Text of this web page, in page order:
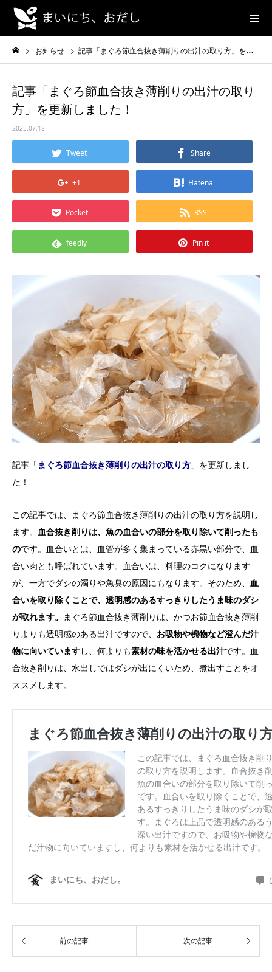
お知らせ 記事「まぐろ節血合抜き薄削りの出汁の取り方」を更新しました！
記事「まぐろ節血合抜き薄削りの出汁の取り
方」を更新しました！
2025.07.18
Tweet Share
+1 Hatena
Pocket RSS
feedly Pin it
記事「まぐろ節血合抜き薄削りの出汁の取り方 」を更新しまし
た！
この記事では、まぐろ節血合抜き薄削りの出汁の取り方を説明し
ます。 血合抜き削りは、魚の血合いの部分を取り除いて削ったも
のです。血合いとは、血管が多く集まっている赤黒い部分で、血
合い肉とも呼ばれています。血合いは、料理のコクになります
が、一方でダシの濁りや魚臭の原因にもなります。そのため、 血
合いを取り除くことで、透明感のあるすっきりしたうま味のダシ
が取れます。 まぐろ節血合抜き薄削りは、かつお節血合抜き薄削
りよりも透明感のある出汁ですので、 お吸物や椀物など澄んだ汁
物に向いていますし、何よりも素材の味を活かせる出汁です。血
合抜き削りは、水出しではダシが出にくいため、煮出すことをオ
ススメします。